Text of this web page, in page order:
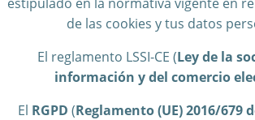
de las cookies y tus datos
El reglamento LSSI-CE (Ley de la
información y del comercio
El RGPD (Reglamento (UE) 2016/679